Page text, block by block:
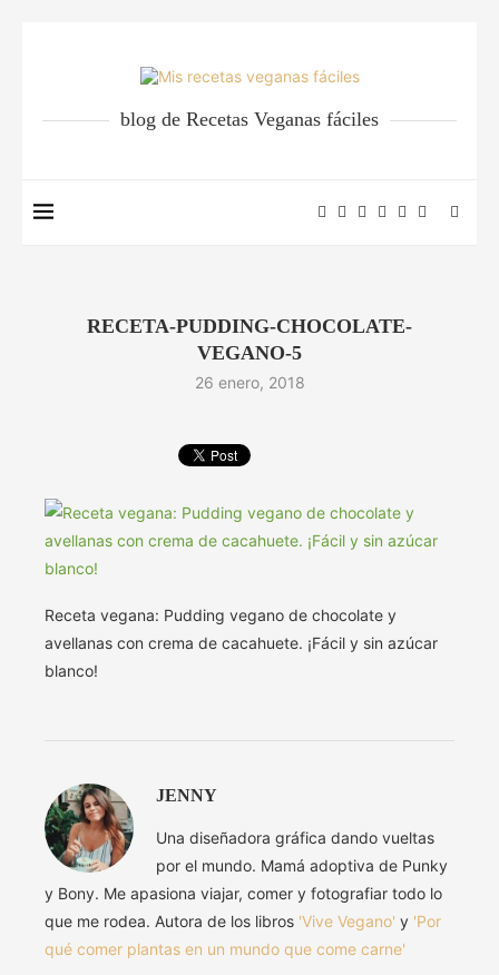
blog de Recetas Veganas fáciles
RECETA-PUDDING-CHOCOLATE-
VEGANO-5
26 enero, 2018
Receta vegana: Pudding vegano de chocolate y
avellanas con crema de cacahuete. ¡Fácil y sin azúcar
blanco!
JENNY
Una diseñadora gráfica dando vueltas
por el mundo. Mamá adoptiva de Punky
y Bony. Me apasiona viajar, comer y fotografiar todo lo
que me rodea. Autora de los libros 'Vive Vegano' y 'Por
qué comer plantas en un mundo que come carne'